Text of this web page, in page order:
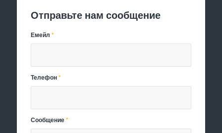
Отправьте нам сообщение
Емейл*
Телефон*
Сообщение*